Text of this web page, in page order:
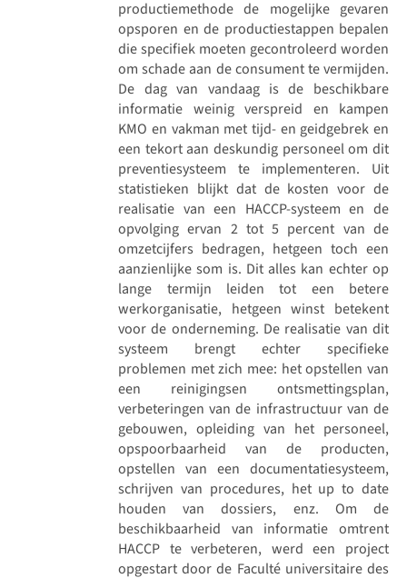
productiemethode de mogelijke gevaren
opsporen en de productiestappen bepalen
die specifiek moeten gecontroleerd worden
om schade aan de consument te vermijden.
De dag van vandaag is de beschikbare
informatie weinig verspreid en kampen
KMO en vakman met tijd- en geidgebrek en
een tekort aan deskundig personeel om dit
preventiesysteem te implementeren. Uit
statistieken blijkt dat de kosten voor de
realisatie van een HACCP-systeem en de
opvolging ervan 2 tot 5 percent van de
omzetcijfers bedragen, hetgeen toch een
aanzienlijke som is. Dit alles kan echter op
lange termijn leiden tot een betere
werkorganisatie, hetgeen winst betekent
voor de onderneming. De realisatie van dit
systeem brengt echter specifieke
problemen met zich mee: het opstellen van
een reinigingsen ontsmettingsplan,
verbeteringen van de infrastructuur van de
gebouwen, opleiding van het personeel,
opspoorbaarheid van de producten,
opstellen van een documentatiesysteem,
schrijven van procedures, het up to date
houden van dossiers, enz. Om de
beschikbaarheid van informatie omtrent
HACCP te verbeteren, werd een project
opgestart door de Faculté universitaire des